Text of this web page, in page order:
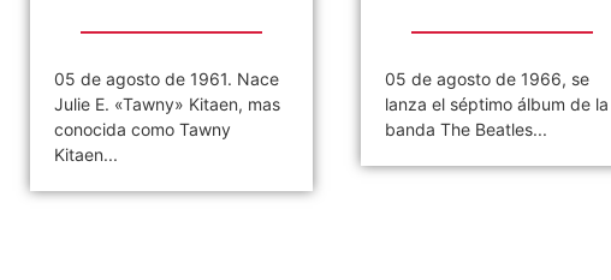
05 de agosto de 1966, se
lanza el séptimo álbum de la
banda The Beatles...
05 de agosto de 1985, se
anuncia la creación del »Rock
and Roll Hall of...